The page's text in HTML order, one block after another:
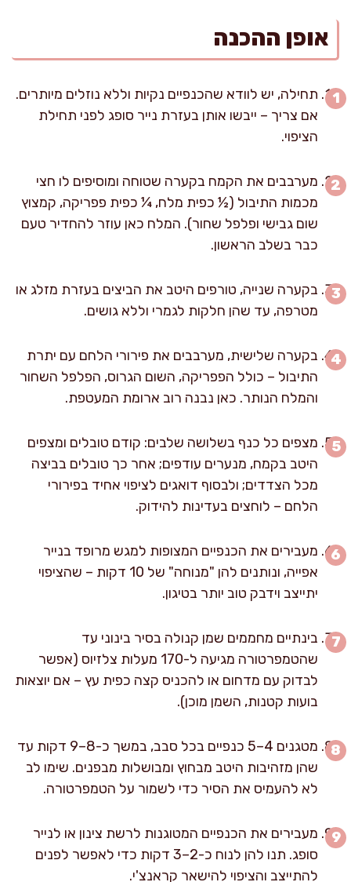
אופן ההכנה
תחילה, יש לוודא שהכנפיים נקיות וללא נוזלים מיותרים.
אם צריך – ייבשו אותן בעזרת נייר סופג לפני תחילת
הציפוי.
מערבבים את הקמח בקערה שטוחה ומוסיפים לו חצי
מכמות התיבול (½ כפית מלח, ¼ כפית פפריקה, קמצוץ
שום גבישי ופלפל שחור). המלח כאן עוזר להחדיר טעם
כבר בשלב הראשון.
בקערה שנייה, טורפים היטב את הביצים בעזרת מזלג או
מטרפה, עד שהן חלקות לגמרי וללא גושים.
בקערה שלישית, מערבבים את פירורי הלחם עם יתרת
התיבול – כולל הפפריקה, השום הגרוס, הפלפל השחור
והמלח הנותר. כאן נבנה רוב ארומת המעטפת.
מצפים כל כנף בשלושה שלבים: קודם טובלים ומצפים
היטב בקמח, מנערים עודפים; אחר כך טובלים בביצה
מכל הצדדים; ולבסוף דואגים לציפוי אחיד בפירורי
הלחם – לוחצים בעדינות להידוק.
מעבירים את הכנפיים המצופות למגש מרופד בנייר
אפייה, ונותנים להן "מנוחה" של 10 דקות – שהציפוי
יתייצב וידבק טוב יותר בטיגון.
בינתיים מחממים שמן קנולה בסיר בינוני עד
שהטמפרטורה מגיעה ל-170 מעלות צלזיוס (אפשר
לבדוק עם מדחום או להכניס קצה כפית עץ – אם יוצאות
בועות קטנות, השמן מוכן).
מטגנים 4–5 כנפיים בכל סבב, במשך כ-8–9 דקות עד
שהן מזהיבות היטב מבחוץ ומבושלות מבפנים. שימו לב
לא להעמיס את הסיר כדי לשמור על הטמפרטורה.
מעבירים את הכנפיים המטוגנות לרשת צינון או לנייר
סופג. תנו להן לנוח כ-2–3 דקות כדי לאפשר לפנים
להתייצב והציפוי להישאר קראנצ'י.